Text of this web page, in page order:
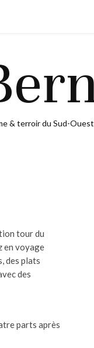
& terroir du Sud-Ouest
tour du
en voyage
des plats
des